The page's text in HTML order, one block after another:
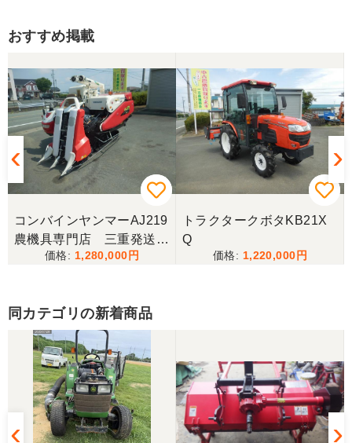
だきます。ありがとうございました。
山梨県／伊藤明久
引き取りに行くまでに 時間が掛かってしまって
待っていて頂き有り難うございました。
山梨県／樋野進悦
メールの返信がなかったので、残念ですが、こちら
うございました。
山梨県／じん
整備された中古のバインダーを探していて、金額も
だいたい予算内だったのですぐに決めました！ それ
から陸送が可能という所も大きな決め手で、良い買
い物が出来たと非常に満足しております。
おすすめ掲載
コンバインヤンマーAJ219
農機具専門店 三重発送整
備済み
1,280,000
トラクタークボタKB21X
Q
1,220,000
同カテゴリの新着商品